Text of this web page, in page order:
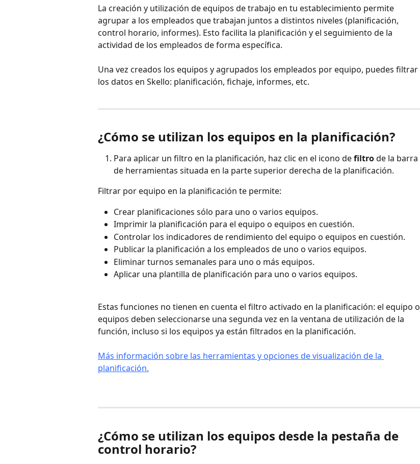
La creación y utilización de equipos de trabajo en tu establecimiento permite
agrupar a los empleados que trabajan juntos a distintos niveles (planificación,
control horario, informes). Esto facilita la planificación y el seguimiento de la
actividad de los empleados de forma específica.
Una vez creados los equipos y agrupados los empleados por equipo, puedes filtrar
los datos en Skello: planificación, fichaje, informes, etc.
¿Cómo se utilizan los equipos en la planificación?
Para aplicar un filtro en la planificación, haz clic en el icono de filtro de la barra
de herramientas situada en la parte superior derecha de la planificación.
Filtrar por equipo en la planificación te permite:
Crear planificaciones sólo para uno o varios equipos.
Imprimir la planificación para el equipo o equipos en cuestión.
Controlar los indicadores de rendimiento del equipo o equipos en cuestión.
Publicar la planificación a los empleados de uno o varios equipos.
Eliminar turnos semanales para uno o más equipos.
Aplicar una plantilla de planificación para uno o varios equipos.
Estas funciones no tienen en cuenta el filtro activado en la planificación: el equipo o
equipos deben seleccionarse una segunda vez en la ventana de utilización de la
función, incluso si los equipos ya están filtrados en la planificación.
Más información sobre las herramientas y opciones de visualización de la
planificación.
¿Cómo se utilizan los equipos desde la pestaña de
control horario?